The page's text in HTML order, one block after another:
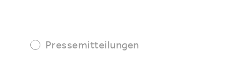
Pressemitteilungen